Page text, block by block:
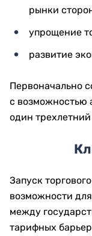
рынки
упрощение
развитие
Первоначально
с возможностью
один
Запуск
возможности
между
тарифных